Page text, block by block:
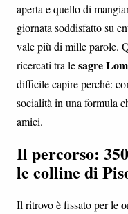
aperta e quello di
giornata soddisfatto su
vale più di mille parole.
ricercati tra lesagre
difficile capire perché:
socialità in una formula
amici.
Il percorso:
le colline di
Il ritrovo è fissato per le